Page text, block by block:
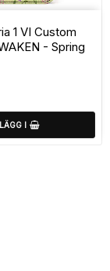
1 VI Custom
- Spring
LÄGG I